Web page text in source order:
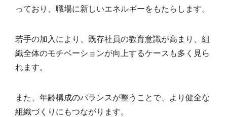
っており、職場に新しいエネルギーをもたらします。
若手の加入により、既存社員の教育意識が高まり、組
織全体のモチベーションが向上するケースも多く見ら
れます。
また、年齢構成のバランスが整うことで、より健全な
組織づくりにもつながります。